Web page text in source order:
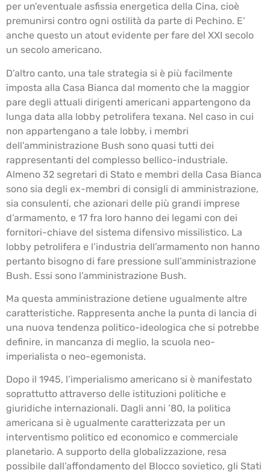
per un’eventuale asfissia energetica della Cina, cioè
premunirsi contro ogni ostilità da parte di Pechino. E’
anche questo un atout evidente per fare del XXI secolo
un secolo americano.
D’altro canto, una tale strategia si è più facilmente
imposta alla Casa Bianca dal momento che la maggior
pare degli attuali dirigenti americani appartengono da
lunga data alla lobby petrolifera texana. Nel caso in cui
non appartengano a tale lobby, i membri
dell’amministrazione Bush sono quasi tutti dei
rappresentanti del complesso bellico-industriale.
Almeno 32 segretari di Stato e membri della Casa Bianca
sono sia degli ex-membri di consigli di amministrazione,
sia consulenti, che azionari delle più grandi imprese
d’armamento, e 17 fra loro hanno dei legami con dei
fornitori-chiave del sistema difensivo missilistico. La
lobby petrolifera e l’industria dell’armamento non hanno
pertanto bisogno di fare pressione sull’amministrazione
Bush. Essi sono l’amministrazione Bush.
Ma questa amministrazione detiene ugualmente altre
caratteristiche. Rappresenta anche la punta di lancia di
una nuova tendenza politico-ideologica che si potrebbe
definire, in mancanza di meglio, la scuola neo-
imperialista o neo-egemonista.
Dopo il 1945, l’imperialismo americano si è manifestato
soprattutto attraverso delle istituzioni politiche e
giuridiche internazionali. Dagli anni ’80, la politica
americana si è ugualmente caratterizzata per un
interventismo politico ed economico e commerciale
planetario. A supporto della globalizzazione, resa
possibile dall’affondamento del Blocco sovietico, gli Stati